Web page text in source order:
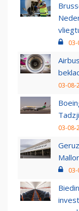
03-
03-08-
03-08-